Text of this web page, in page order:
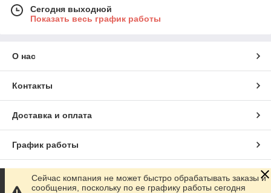
Сегодня выходной
Показать весь график работы
О нас
Контакты
Доставка и оплата
График работы
Полная версия сайта
Сейчас компания не может быстро обрабатывать заказы и
сообщения, поскольку по ее графику работы сегодня